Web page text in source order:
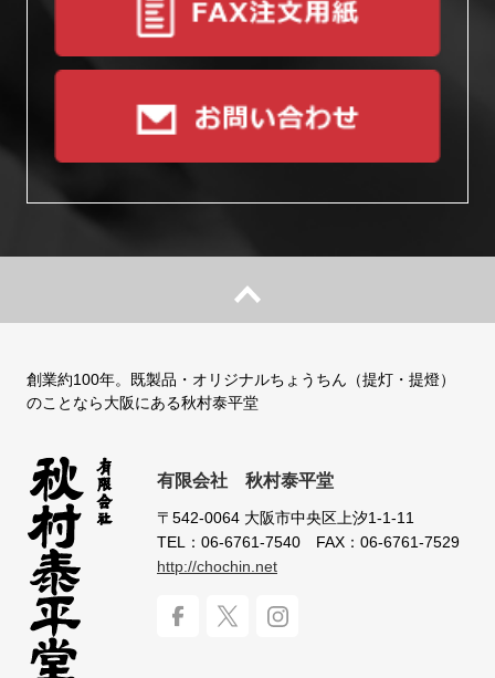
創業約100年。既製品・オリジナルちょうちん（提灯・提燈）
のことなら大阪にある秋村泰平堂
有限会社 秋村泰平堂
〒542-0064 大阪市中央区上汐1-1-11
TEL：06-6761-7540 FAX：06-6761-7529
http://chochin.net